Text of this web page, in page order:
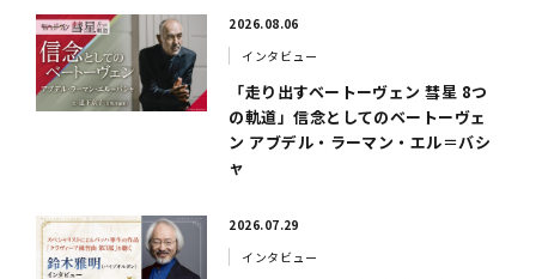
2026.08.06
インタビュー
「走り出すベートーヴェン 彗星 8つ
の軌道」信念としてのベートーヴェ
ン アブデル・ラーマン・エル＝バシ
ャ
2026.07.29
インタビュー